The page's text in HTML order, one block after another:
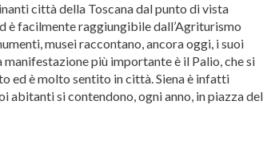
città della Toscana dal punto di vista
è facilmente raggiungibile dall’Agriturismo
musei raccontano, ancora oggi, i suoi
più importante è il Palio, che si
ed è molto sentito in città. Siena è infatti
abitanti si contendono, ogni anno, in piazza del